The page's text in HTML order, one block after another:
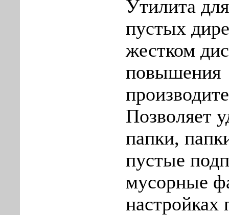
Утилита
пустых
жестком
повышения
Позволяет
папки,
пустые
мусорные